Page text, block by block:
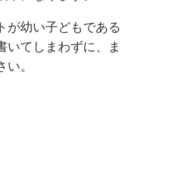
が幼い子どもである
いてしまわずに、ま
。